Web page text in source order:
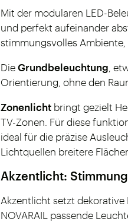
Mit der modularen LED-
und perfekt aufeinander
stimmungsvolles Ambiente,
Die Grundbeleuchtung ,
Orientierung, ohne den
Zonenlicht bringt gezielt
TV-Zonen. Für diese
ideal für die präzise
Lichtquellen breitere
Akzentlicht:
Akzentlicht setzt
NOVARAIL passende